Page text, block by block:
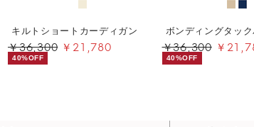
キルトショートカーディガン
￥36,300 ￥21,780
40%OFF
ボンディングタッ
￥36,300 ￥
40%OFF